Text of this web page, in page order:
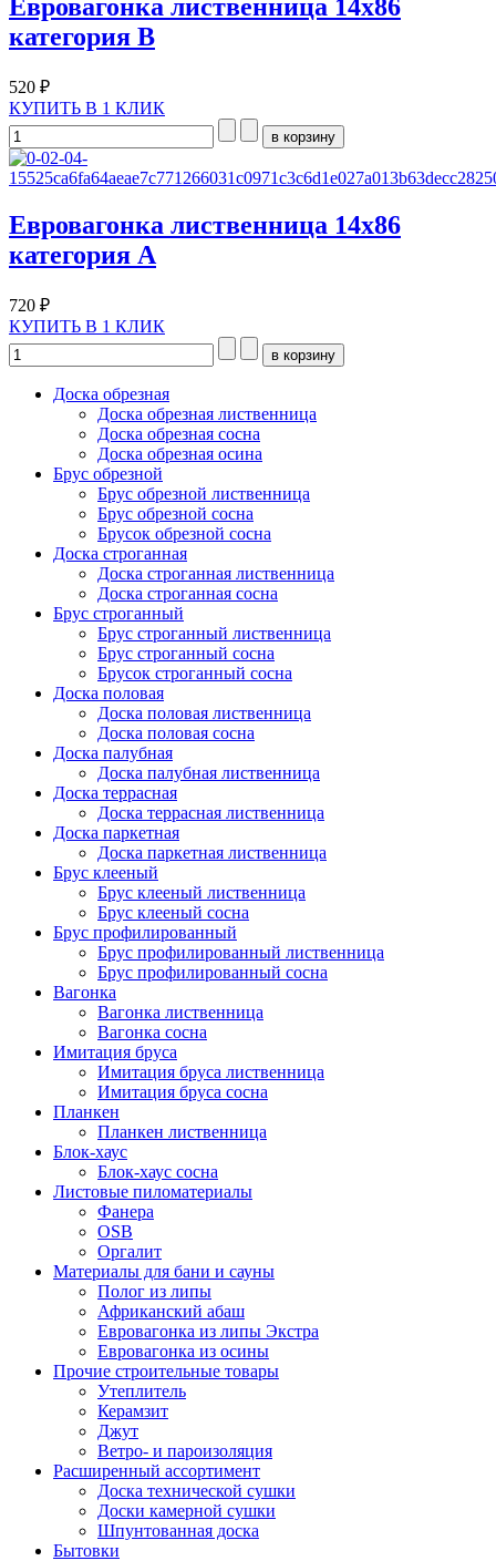
Евровагонка лиственница 14х86
категория B
520 ₽
КУПИТЬ В 1 КЛИК
Евровагонка лиственница 14х86
категория А
720 ₽
КУПИТЬ В 1 КЛИК
Доска обрезная
Доска обрезная лиственница
Доска обрезная сосна
Доска обрезная осина
Брус обрезной
Брус обрезной лиственница
Брус обрезной сосна
Брусок обрезной сосна
Доска строганная
Доска строганная лиственница
Доска строганная сосна
Брус строганный
Брус строганный лиственница
Брус строганный сосна
Брусок строганный сосна
Доска половая
Доска половая лиственница
Доска половая сосна
Доска палубная
Доска палубная лиственница
Доска террасная
Доска террасная лиственница
Доска паркетная
Доска паркетная лиственница
Брус клееный
Брус клееный лиственница
Брус клееный сосна
Брус профилированный
Брус профилированный лиственница
Брус профилированный сосна
Вагонка
Вагонка лиственница
Вагонка сосна
Имитация бруса
Имитация бруса лиственница
Имитация бруса сосна
Планкен
Планкен лиственница
Блок-хаус
Блок-хаус сосна
Листовые пиломатериалы
Фанера
OSB
Оргалит
Материалы для бани и сауны
Полог из липы
Африканский абаш
Евровагонка из липы Экстра
Евровагонка из осины
Прочие строительные товары
Утеплитель
Керамзит
Джут
Ветро- и пароизоляция
Расширенный ассортимент
Доска технической сушки
Доски камерной сушки
Шпунтованная доска
Бытовки